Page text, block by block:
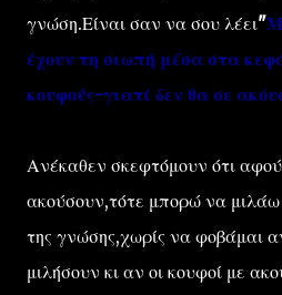
γνώση.Είναι σαν να σου λέει"
έχουν τη σιωπή μέσα στα
κουφούς-γιατί δεν θα σε
Ανέκαθεν σκεφτόμουν ότι
ακούσουν,τότε μπορώ να
της γνώσης,χωρίς να φοβάμαι
μιλήσουν κι αν οι κουφοί με